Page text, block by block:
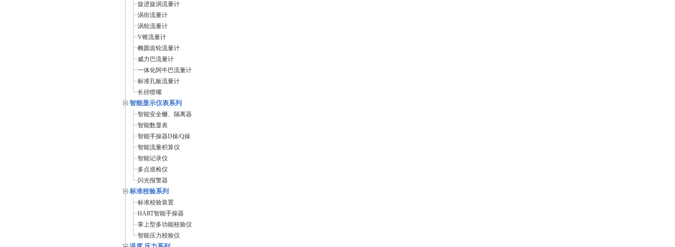
旋进旋涡流量计
涡街流量计
涡轮流量计
V锥流量计
椭圆齿轮流量计
威力巴流量计
一体化阿牛巴流量计
标准孔板流量计
长径喷嘴
智能显示仪表系列
智能安全栅、隔离器
智能数显表
智能手操器D操/Q操
智能流量积算仪
智能记录仪
多点巡检仪
闪光报警器
标准校验系列
标准校验装置
HART智能手操器
掌上型多功能校验仪
智能压力校验仪